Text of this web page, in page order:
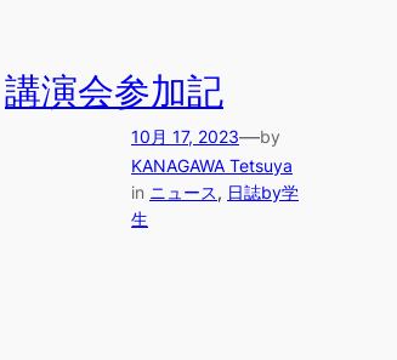
講演会参加記
10月 17, 2023—by
KANAGAWA Tetsuya
in ニュース, 日誌by学
生